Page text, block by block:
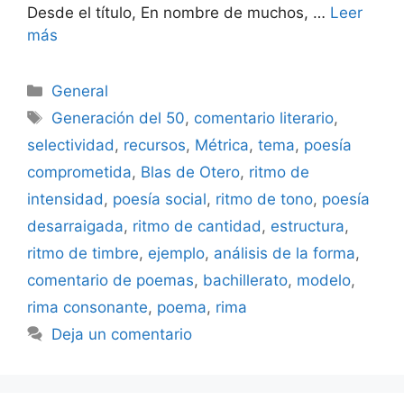
Desde el título, En nombre de muchos, … Leer
más
Categorías
General
Etiquetas
Generación del 50, comentario literario,
selectividad, recursos, Métrica, tema, poesía
comprometida, Blas de Otero, ritmo de
intensidad, poesía social, ritmo de tono, poesía
desarraigada, ritmo de cantidad, estructura,
ritmo de timbre, ejemplo, análisis de la forma,
comentario de poemas, bachillerato, modelo,
rima consonante, poema, rima
Deja un comentario